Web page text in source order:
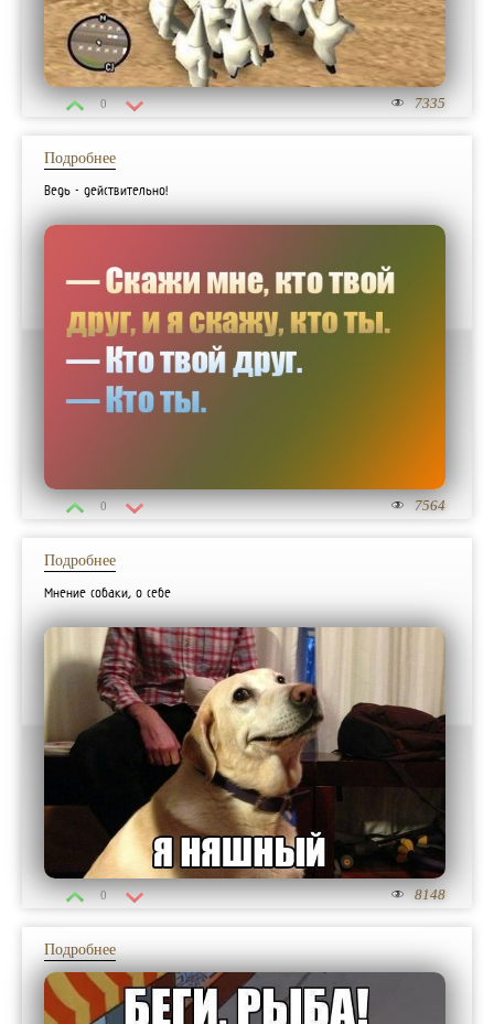
7335
0
7564
0
Подробнее
Ведь - действительно!
8148
0
Подробнее
Мнение собаки, о себе
Подробнее